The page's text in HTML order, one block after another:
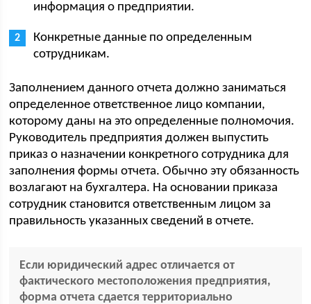
информация о предприятии.
Конкретные данные по определенным
сотрудникам.
Заполнением данного отчета должно заниматься
определенное ответственное лицо компании,
которому даны на это определенные полномочия.
Руководитель предприятия должен выпустить
приказ о назначении конкретного сотрудника для
заполнения формы отчета. Обычно эту обязанность
возлагают на бухгалтера. На основании приказа
сотрудник становится ответственным лицом за
правильность указанных сведений в отчете.
Если юридический адрес отличается от
фактического местоположения предприятия,
форма отчета сдается территориально